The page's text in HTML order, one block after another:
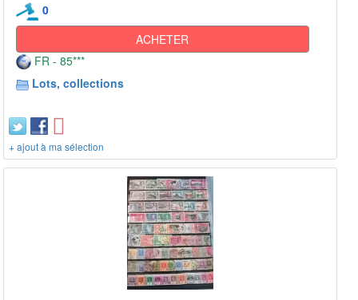
0
ACHETER
FR - 85***
Lots, collections
+ ajout à ma sélection